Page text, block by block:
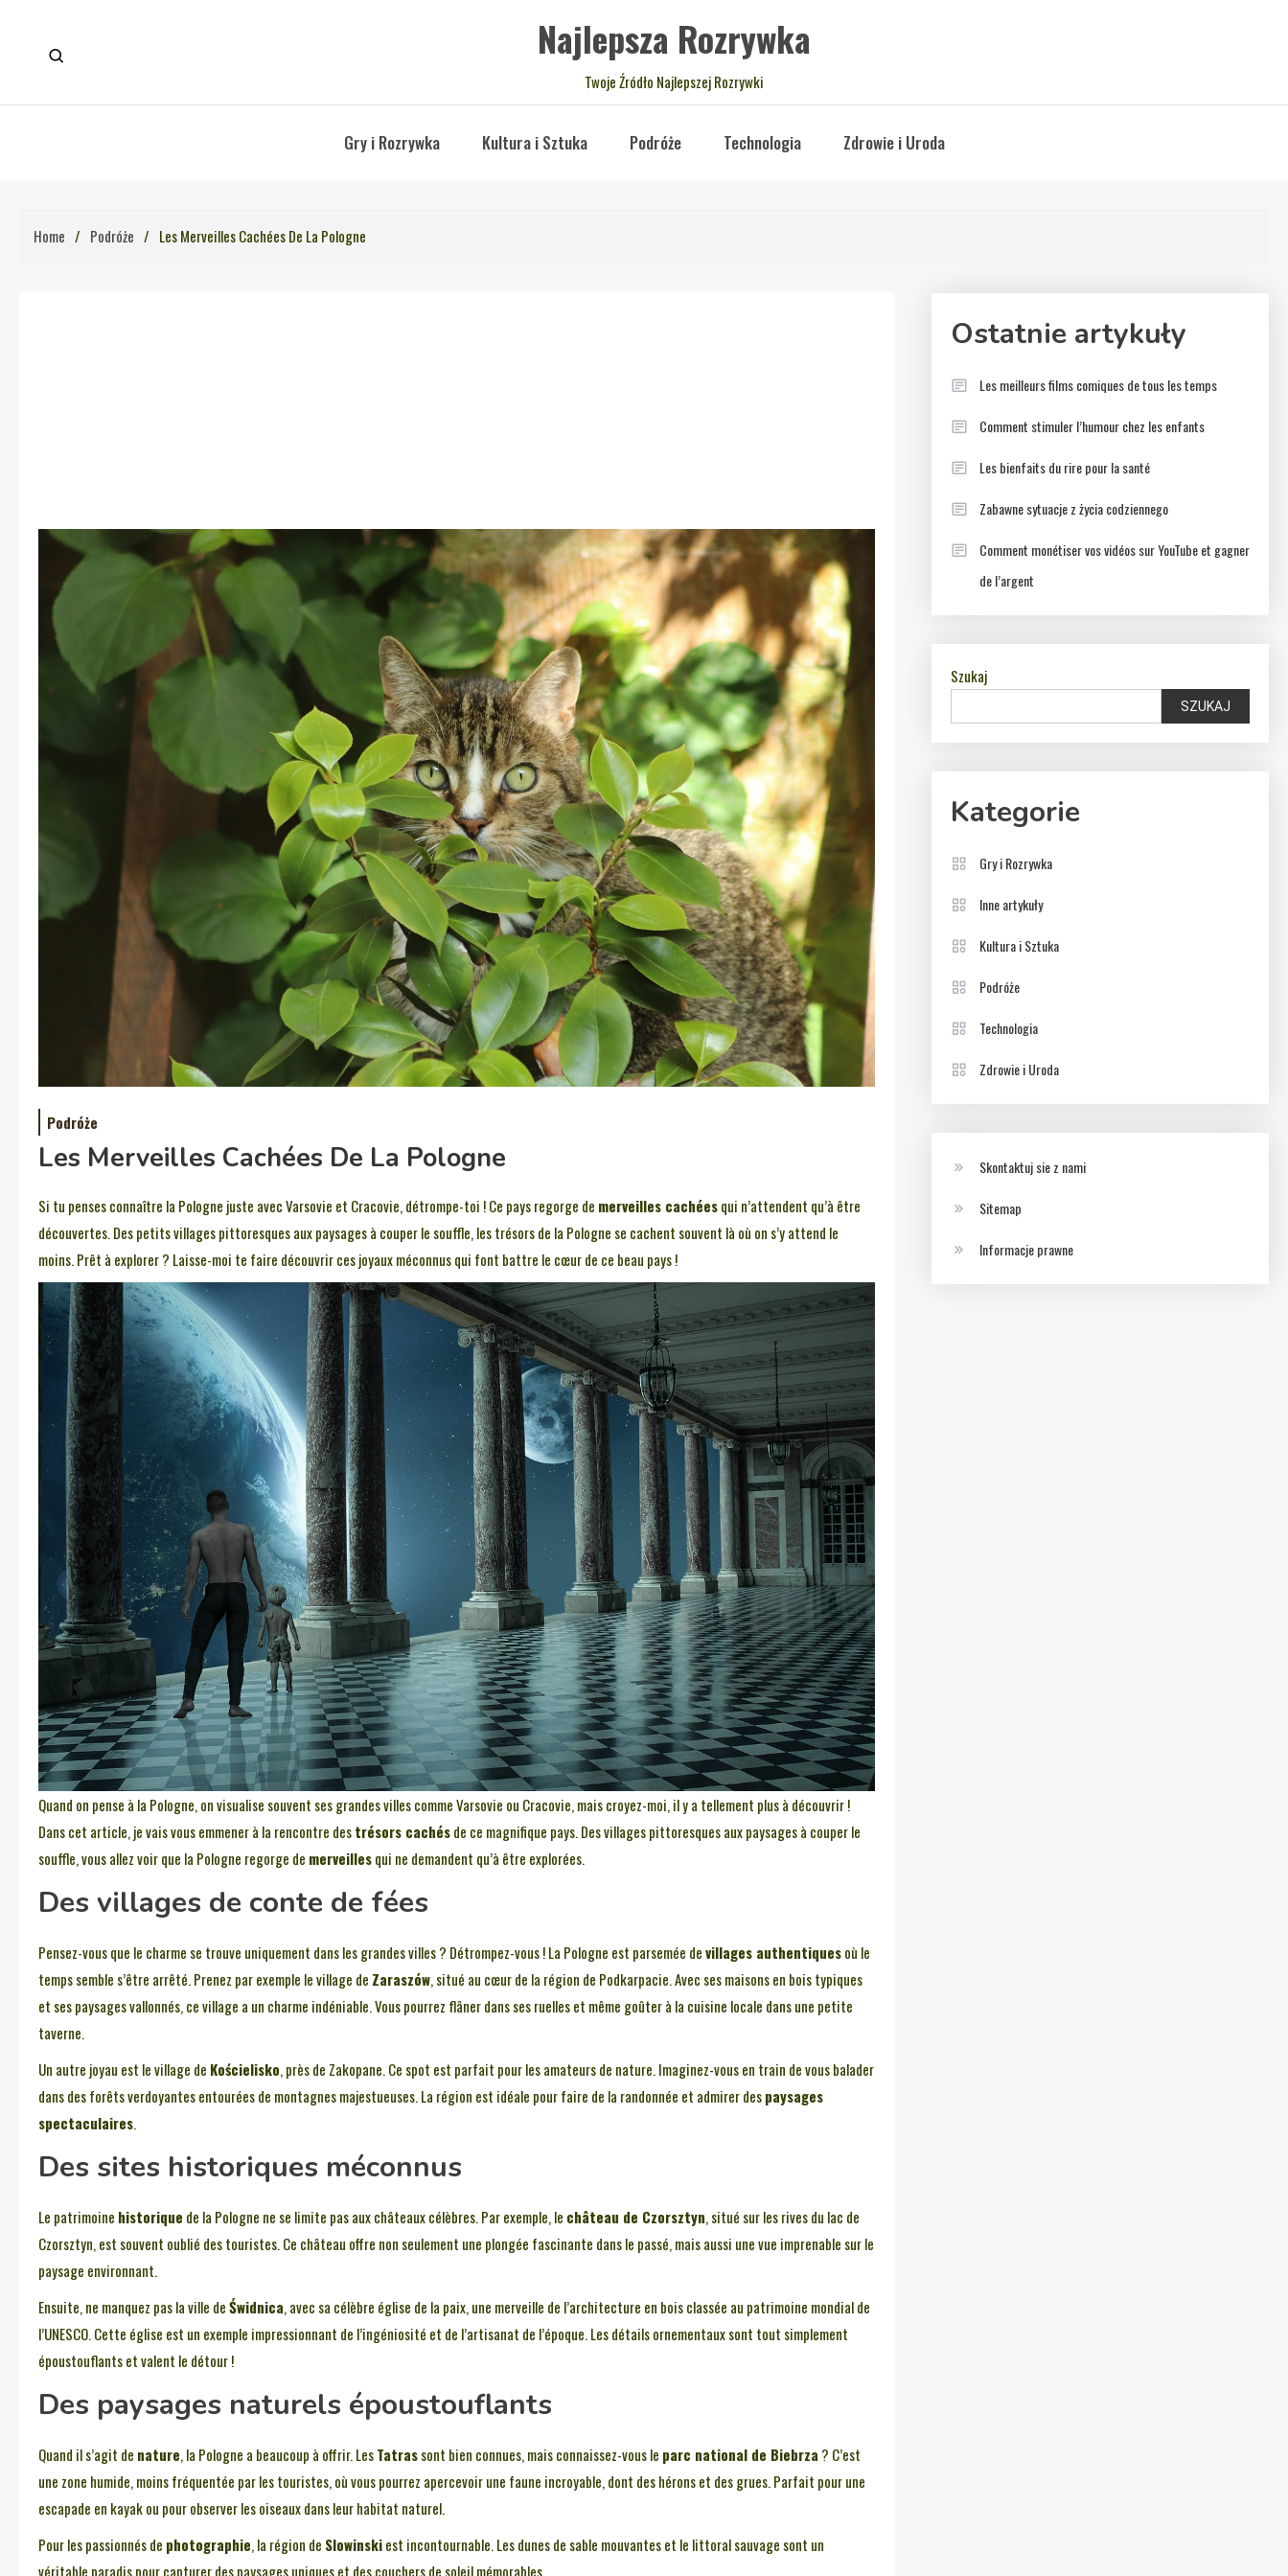
Najlepsza Rozrywka
Twoje Źródło Najlepszej Rozrywki
Gry i Rozrywka Kultura i Sztuka Podróże Technologia Zdrowie i Uroda
Home Podróże Les Merveilles Cachées De La Pologne
Podróże
Les Merveilles Cachées De La Pologne
Si tu penses connaître la Pologne juste avec Varsovie et Cracovie, détrompe-toi ! Ce pays regorge de merveilles cachéesqui n’attendent qu’à être
découvertes. Des petits villages pittoresques aux paysages à couper le souffle, les trésors de la Pologne se cachent souvent là où on s’y attend le
moins. Prêt à explorer ? Laisse-moi te faire découvrir ces joyaux méconnus qui font battre le cœur de ce beau pays !
Quand on pense à la Pologne, on visualise souvent ses grandes villes comme Varsovie ou Cracovie, mais croyez-moi, il y a tellement plus à découvrir !
Dans cet article, je vais vous emmener à la rencontre destrésors cachésde ce magnifique pays. Des villages pittoresques aux paysages à couper le
souffle, vous allez voir que la Pologne regorge de merveillesqui ne demandent qu’à être explorées.
Des villages de conte de fées
Pensez-vous que le charme se trouve uniquement dans les grandes villes ? Détrompez-vous ! La Pologne est parsemée devillages authentiquesoù le
temps semble s’être arrêté. Prenez par exemple le village de Zaraszów, situé au cœur de la région de Podkarpacie. Avec ses maisons en bois typiques
et ses paysages vallonnés, ce village a un charme indéniable. Vous pourrez flâner dans ses ruelles et même goûter à la cuisine locale dans une petite
taverne.
Un autre joyau est le village de Kościelisko, près de Zakopane. Ce spot est parfait pour les amateurs de nature. Imaginez-vous en train de vous balader
dans des forêts verdoyantes entourées de montagnes majestueuses. La région est idéale pour faire de la randonnée et admirer despaysages
spectaculaires.
Des sites historiques méconnus
Le patrimoine historique de la Pologne ne se limite pas aux châteaux célèbres. Par exemple, le château de Czorsztyn, situé sur les rives du lac de
Czorsztyn, est souvent oublié des touristes. Ce château offre non seulement une plongée fascinante dans le passé, mais aussi une vue imprenable sur le
paysage environnant.
Ensuite, ne manquez pas la ville deŚwidnica, avec sa célèbre église de la paix, une merveille de l’architecture en bois classée au patrimoine mondial de
l’UNESCO. Cette église est un exemple impressionnant de l’ingéniosité et de l’artisanat de l’époque. Les détails ornementaux sont tout simplement
époustouflants et valent le détour !
Des paysages naturels époustouflants
Quand il s’agit de nature, la Pologne a beaucoup à offrir. LesTatrassont bien connues, mais connaissez-vous le parc national de Biebrza ? C’est
une zone humide, moins fréquentée par les touristes, où vous pourrez apercevoir une faune incroyable, dont des hérons et des grues. Parfait pour une
escapade en kayak ou pour observer les oiseaux dans leur habitat naturel.
Pour les passionnés de photographie, la région de Slowinskiest incontournable. Les dunes de sable mouvantes et le littoral sauvage sont un
véritable paradis pour capturer des paysages uniques et des couchers de soleil mémorables.
Ostatnie artykuły
Les meilleurs films comiques de tous les temps
Comment stimuler l’humour chez les enfants
Les bienfaits du rire pour la santé
Zabawne sytuacje z życia codziennego
Comment monétiser vos vidéos sur YouTube et gagner
de l’argent
Szukaj
SZUKAJ
Kategorie
Gry i Rozrywka
Inne artykuły
Kultura i Sztuka
Podróże
Technologia
Zdrowie i Uroda
Skontaktuj sie z nami
Sitemap
Informacje prawne